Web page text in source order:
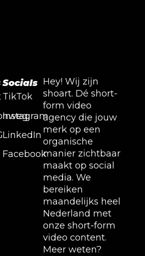
Socials
TikTok
Instagram
LinkedIn
Facebook
Hey! Wij zijn
shoart. Dé short-
form video
agency die jouw
merk op een
organische
manier zichtbaar
maakt op social
media. We
bereiken
maandelijks heel
Nederland met
onze short-form
video content.
Meer weten?